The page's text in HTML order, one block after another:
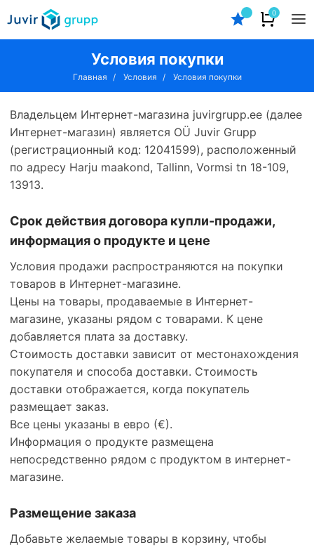
0
Условия покупки
Главная / Условия / Условия покупки
Владельцем Интернет-магазина juvirgrupp.ee (далее
Интернет-магазин) является OÜ Juvir Grupp
(регистрационный код: 12041599), расположенный
по адресу Harju maakond, Tallinn, Vormsi tn 18-109,
13913.
Срок действия договора купли-продажи,
информация о продукте и цене
Условия продажи распространяются на покупки
товаров в Интернет-магазине.
Цены на товары, продаваемые в Интернет-
магазине, указаны рядом с товарами. К цене
добавляется плата за доставку.
Стоимость доставки зависит от местонахождения
покупателя и способа доставки. Стоимость
доставки отображается, когда покупатель
размещает заказ.
Все цены указаны в евро (€).
Информация о продукте размещена
непосредственно рядом с продуктом в интернет-
магазине.
Размещение заказа
Добавьте желаемые товары в корзину, чтобы